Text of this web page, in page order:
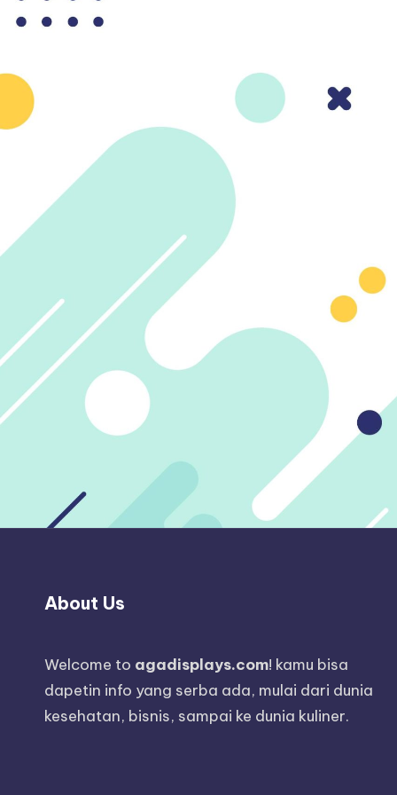
About Us
Welcome to agadisplays.com! kamu bisa
dapetin info yang serba ada, mulai dari dunia
kesehatan, bisnis, sampai ke dunia kuliner.